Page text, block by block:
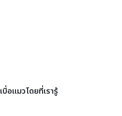
อแมวโดยที่เรารู้